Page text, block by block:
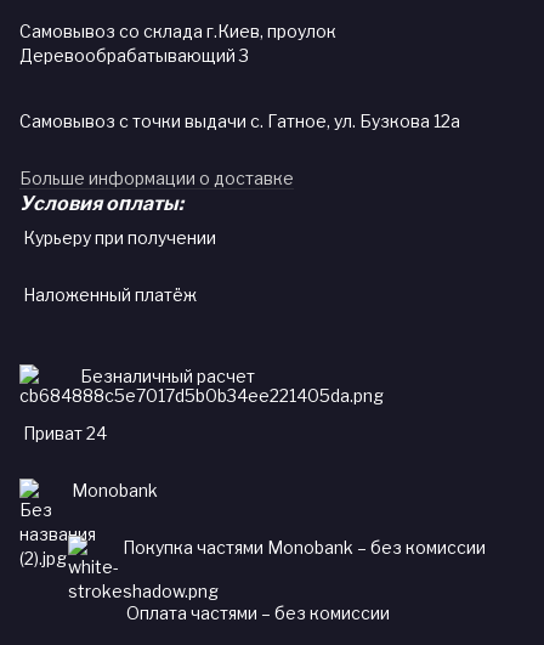
Самовывоз со склада г.Киев, проулок
Деревообрабатывающий 3
Самовывоз с точки выдачи с. Гатное, ул. Бузкова 12а
Больше информации о доставке
Условия оплаты:
Курьеру при получении
Наложенный платёж
Безналичный расчет
Приват 24
Monobank
Покупка частями Monobank – без комиссии
Оплата частями – без комиссии